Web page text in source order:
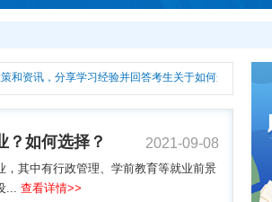
讯，分享学习经验并回答考生关于如何选择自考专
？如何选择？ 2021-09-08
，其中有行政管理、学前教育等就业前景
... 查看详情>>